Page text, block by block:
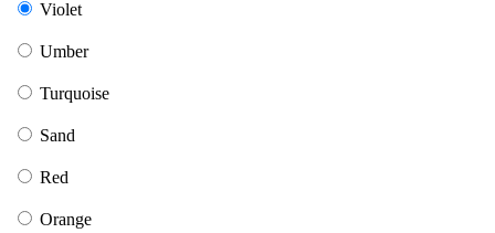
Violet
Umber
Turquoise
Sand
Red
Orange